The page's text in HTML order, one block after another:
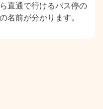
直通で行けるバス停の
名前が分かります。